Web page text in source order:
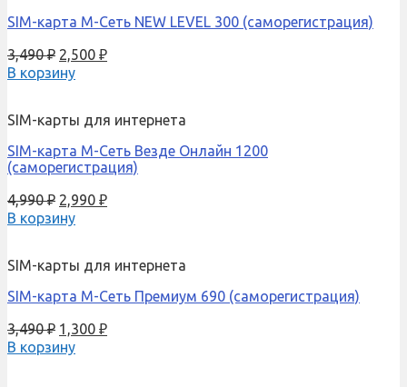
SIM-карта М-Сеть NEW LEVEL 300 (саморегистрация)
3,490₽ 2,500 ₽
В корзину
SIM-карты для интернета
SIM-карта М-Сеть Везде Онлайн 1200
(саморегистрация)
4,990₽ 2,990 ₽
В корзину
SIM-карты для интернета
SIM-карта М-Сеть Премиум 690 (саморегистрация)
3,490₽ 1,300 ₽
В корзину